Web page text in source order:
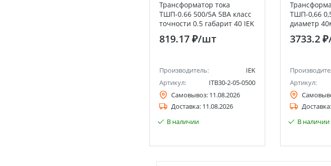
Трансформатор тока
ТШП-0.66 500/5А 5ВА класс
точности 0.5 габарит 40 IEK
819.17 ₽/шт
Производитель:
IEK
Артикул:
ITB30-2-05-0500
Самовывоз: 11.08.2026
Доставка: 11.08.2026
В наличии
ТШП-0,66
диаметр
3733.2 ₽
Артикул:
Доставка:
В наличии